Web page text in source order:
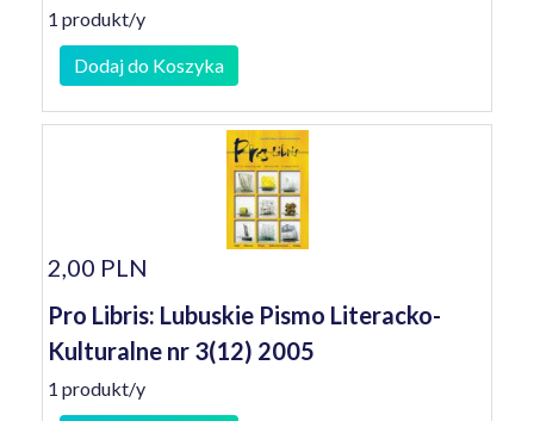
1 produkt/y
Dodaj do Koszyka
2,00 PLN
Pro Libris: Lubuskie Pismo Literacko-
Kulturalne nr 3(12) 2005
1 produkt/y